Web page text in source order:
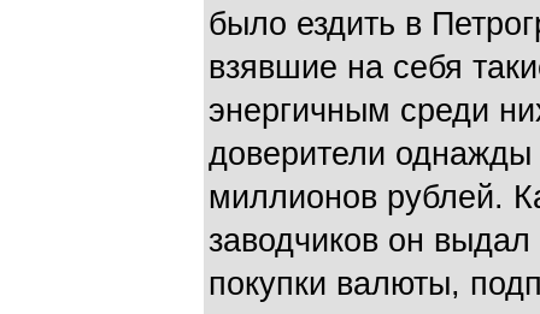
было ездить в
взявшие на себя
энергичным среди
доверители
миллионов рублей.
заводчиков он
покупки валюты,